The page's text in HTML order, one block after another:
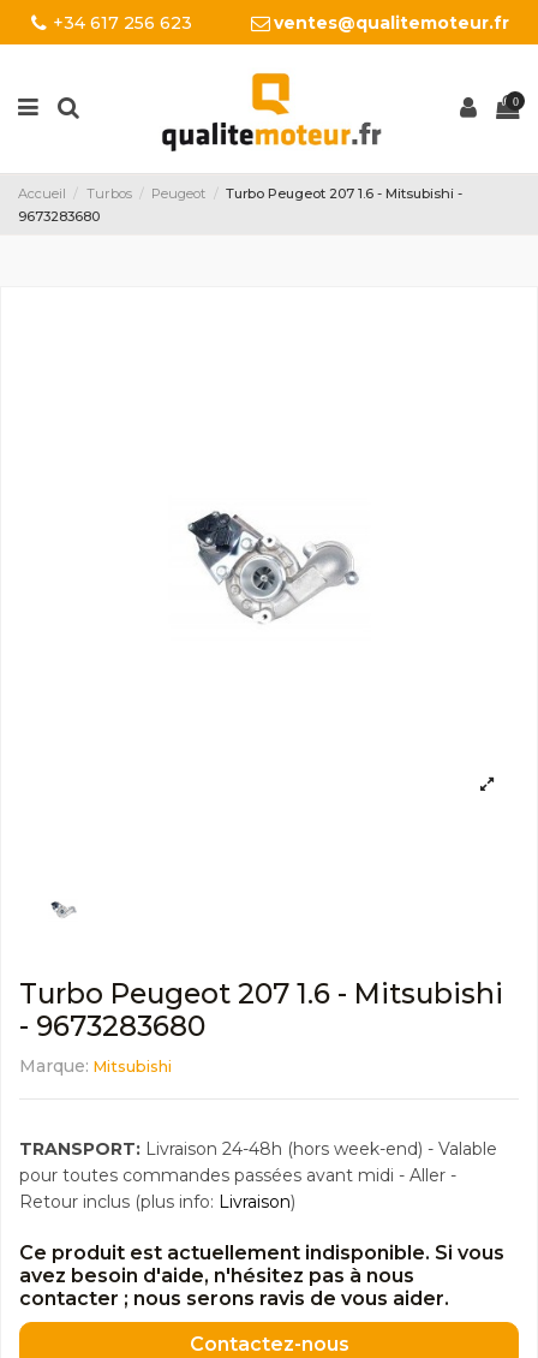
+34 617 256 623 ventes@qualitemoteur.fr
0
Accueil Turbos Peugeot
Turbo Peugeot 207 1.6 - Mitsubishi -
9673283680
Turbo Peugeot 207 1.6 - Mitsubishi
- 9673283680
Marque: Mitsubishi
TRANSPORT: Livraison 24-48h (hors week-end) - Valable
pour toutes commandes passées avant midi - Aller -
Retour inclus (plus info: Livraison)
Ce produit est actuellement indisponible. Si vous
avez besoin d'aide, n'hésitez pas à nous
contacter ; nous serons ravis de vous aider.
Contactez-nous